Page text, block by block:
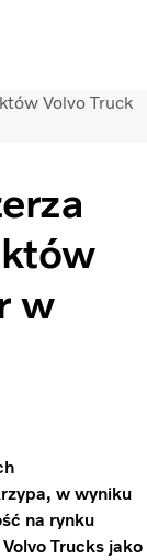
Volvo Truck
w
w wyniku
na rynku
Trucks jako